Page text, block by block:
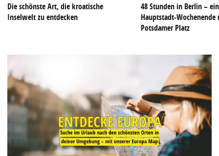
Die schönste Art, die kroatische
Inselwelt zu entdecken
48 Stunden in Berlin –
Hauptstadt-
Potsdamer Platz